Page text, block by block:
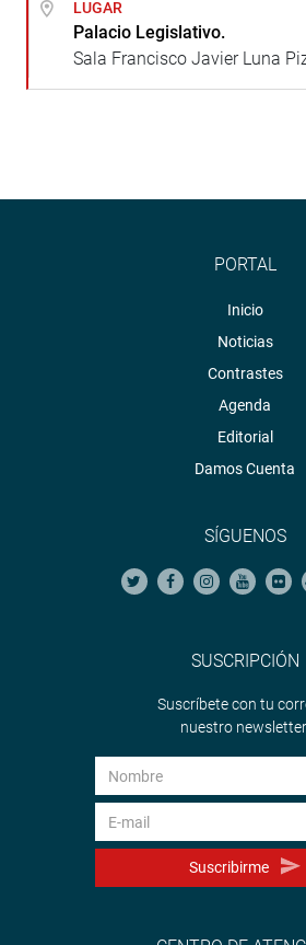
LUGAR
Palacio Legislativo.
Sala Francisco Javier Luna
PORTAL
Inicio
Noticias
Contrastes
Agenda
Editorial
Damos Cuenta
SÍGUENOS
SUSCRIPCIÓN
Suscríbete con tu
nuestro newsletter.
Suscribirme